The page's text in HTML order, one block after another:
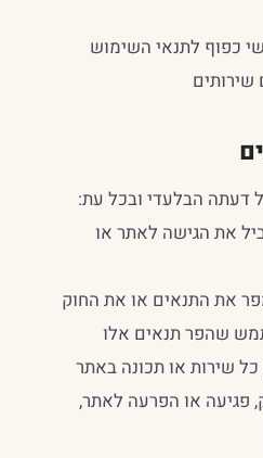
כפוף לתנאי השימוש
שירותים
דעתה הבלעדי ובכל עת:
את הגישה לאתר או
את התנאים או את החוק
שהפר תנאים אלו
שירות או תכונה באתר
פגיעה או הפרעה לאתר,